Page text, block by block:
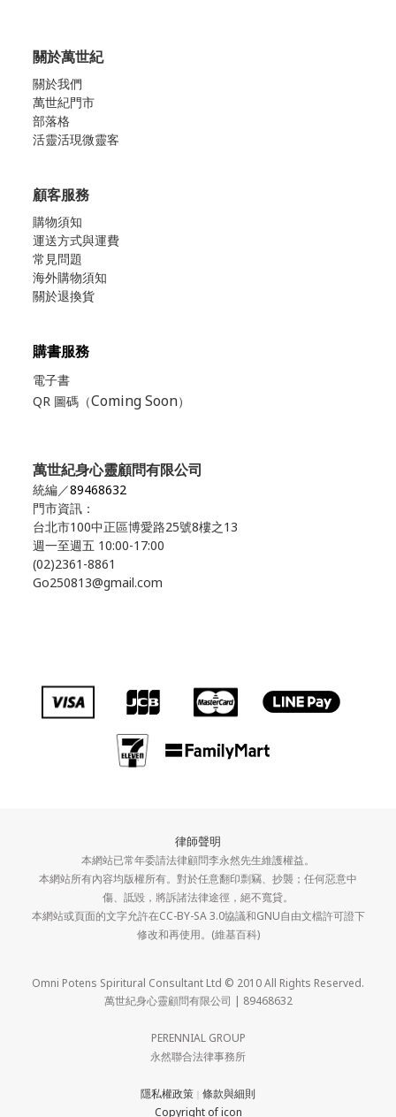
關於萬世紀
關於我們
萬世紀門市
部落格
活靈活現微靈客
顧客服務
購物須知
運送方式與運費
常見問題
海外購物須知
關於退換貨
購書服務
電子書
QR 圖碼（Coming Soon）
萬世紀身心靈顧問有限公司
統編／89468632
門市資訊：
台北市100中正區博愛路25號8樓之13
週一至週五 10:00-17:00
(02)2361-8861
Go250813@gmail.com
律師聲明
本網站已常年委請法律顧問李永然先生維護權益。
本網站所有內容均版權所有。對於任意翻印剽竊、抄襲；任何惡意中
傷、詆毀，將訴諸法律途徑，絕不寬貸。
本網站或頁面的文字允許在CC-BY-SA 3.0協議和GNU自由文檔許可證下
修改和再使用。(維基百科)
Omni Potens Spiritural Consultant Ltd © 2010 All Rights Reserved.
萬世紀身心靈顧問有限公司 | 89468632
PERENNIAL GROUP
永然聯合法律事務所
隱私權政策 ｜ 條款與細則
Copyright of icon